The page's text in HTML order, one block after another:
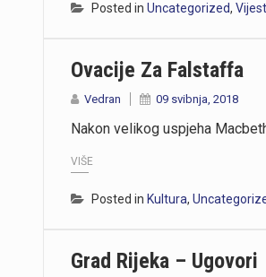
Posted in Uncategorized,
Ovacije Za Falstaffa
Vedran 09 svibnja, 2018
Nakon velikog uspjeha
VIŠE
Posted in Kultura,
Grad Rijeka – Ugovori